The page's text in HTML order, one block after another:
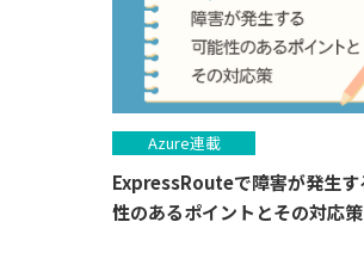
Azure連載
ExpressRouteで障害が発生す
性のあるポイントとその対応策